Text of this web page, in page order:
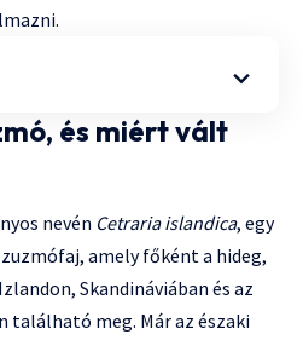
és miért vált
nevén Cetraria islandica, egy
amely főként a hideg,
Skandináviában és az
található meg. Már az északi